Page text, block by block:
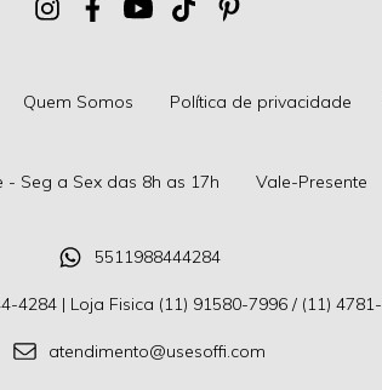
Quem Somos Política de privacidade
Seg a Sex das 8h as 17h Vale-Presente
5511988444284
4284 | Loja Fisica (11) 91580-7996 / (11)
atendimento@usesoffi.com